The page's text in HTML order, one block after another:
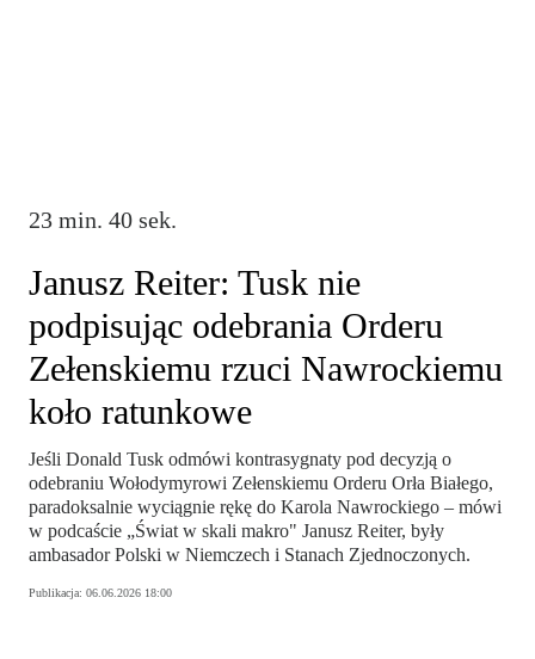
23 min. 40 sek.
Janusz Reiter: Tusk nie
podpisując odebrania Orderu
Zełenskiemu rzuci Nawrockiemu
koło ratunkowe
Jeśli Donald Tusk odmówi kontrasygnaty pod decyzją o
odebraniu Wołodymyrowi Zełenskiemu Orderu Orła Białego,
paradoksalnie wyciągnie rękę do Karola Nawrockiego – mówi
w podcaście „Świat w skali makro" Janusz Reiter, były
ambasador Polski w Niemczech i Stanach Zjednoczonych.
Publikacja: 06.06.2026 18:00